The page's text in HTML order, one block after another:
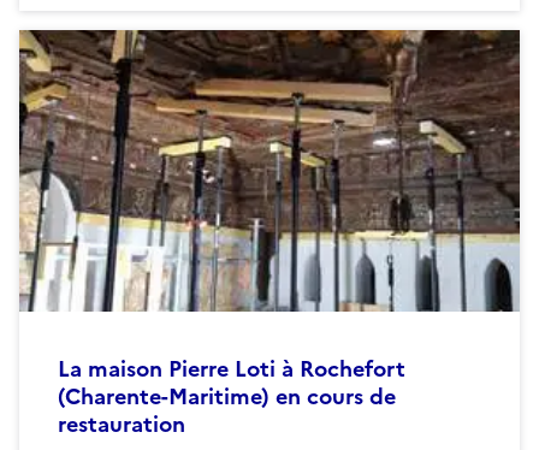
La maison Pierre Loti à Rochefort
(Charente-Maritime) en cours de
restauration